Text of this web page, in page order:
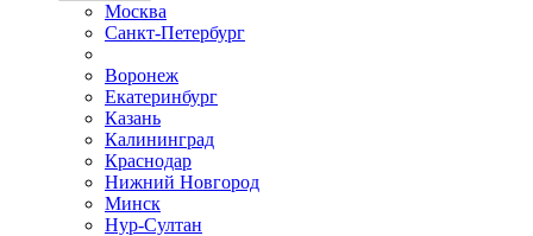
Москва
Санкт-Петербург
Воронеж
Екатеринбург
Казань
Калининград
Краснодар
Нижний Новгород
Минск
Нур-Султан